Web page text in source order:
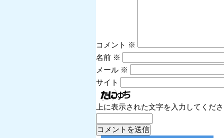
コメント ※
名前 ※
メール ※
サイト
上に表示された文字を入力してくだ